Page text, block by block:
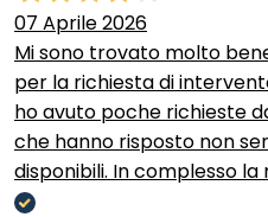
07 Aprile 2026
Mi sono trovato molto
per la richiesta di
ho avuto poche richieste
che hanno risposto non
disponibili. In complesso